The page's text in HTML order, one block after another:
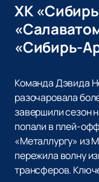
ХК
«Сибирь-
Команда Дэвида
разочаровала
завершили сезон
попали в плей-
«Металлургу» из
пережила волну
трансферов.